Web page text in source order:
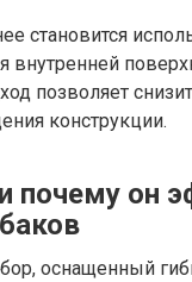
становится
внутренней
позволяет
конструкции.
почему он
оснащенный